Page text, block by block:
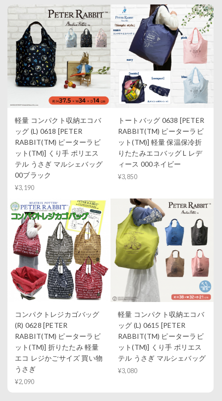
軽量 コンパクト収納エコバ
ッグ (L) 0618 [PETER
RABBIT(TM) ピーターラビ
ット(TM)] くり手 ポリエス
テル うさぎ マルシェバッグ
00ブラック
¥3,190
トートバッグ 0638 [PETER
RABBIT(TM) ピーターラビ
ット(TM)] 軽量 保温保冷折
りたたみエコバッグ L レデ
ィース 000ネイビー
¥3,850
コンパクトレジカゴバッグ
(R) 0628 [PETER
RABBIT(TM) ピーターラビ
ット(TM)] 折りたたみ 軽量
エコ レジかごサイズ 買い物
うさぎ
¥2,090
軽量 コンパクト収納エコバ
ッグ (L) 0615 [PETER
RABBIT(TM) ピーターラビ
ット(TM)] くり手 ポリエス
テル うさぎ マルシェバッグ
¥3,080